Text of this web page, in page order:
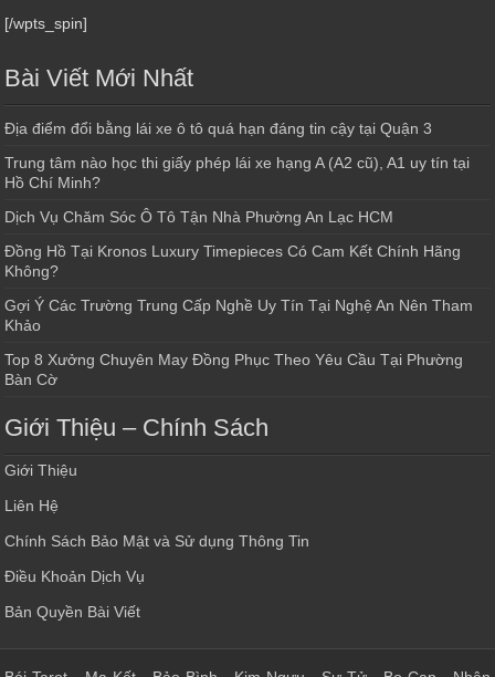
[/wpts_spin]
Bài Viết Mới Nhất
Địa điểm đổi bằng lái xe ô tô quá hạn đáng tin cậy tại Quận 3
Trung tâm nào học thi giấy phép lái xe hạng A (A2 cũ), A1 uy tín tại
Hồ Chí Minh?
Dịch Vụ Chăm Sóc Ô Tô Tận Nhà Phường An Lạc HCM
Đồng Hồ Tại Kronos Luxury Timepieces Có Cam Kết Chính Hãng
Không?
Gợi Ý Các Trường Trung Cấp Nghề Uy Tín Tại Nghệ An Nên Tham
Khảo
Top 8 Xưởng Chuyên May Đồng Phục Theo Yêu Cầu Tại Phường
Bàn Cờ
Giới Thiệu – Chính Sách
Giới Thiệu
Liên Hệ
Chính Sách Bảo Mật và Sử dụng Thông Tin
Điều Khoản Dịch Vụ
Bản Quyền Bài Viết